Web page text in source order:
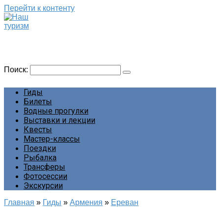
Перейти к контенту
Поиск:
Гиды
Билеты
Водные прогулки
Выставки и лекции
Квесты
Мастер-классы
Поездки
Рыбалка
Трансферы
Фотосессии
Экскурсии
Главная » Гиды » Армения » Ереван